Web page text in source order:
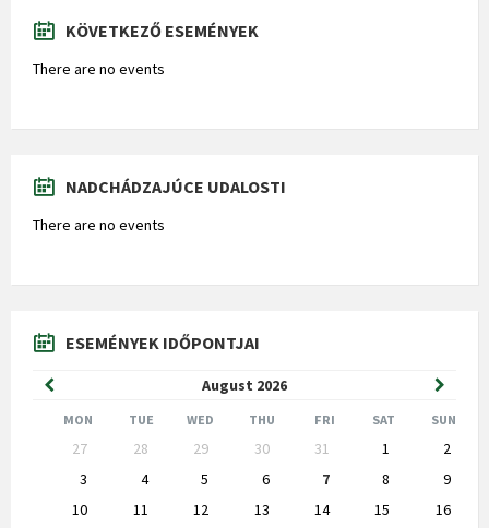
KÖVETKEZŐ ESEMÉNYEK
There are no events
NADCHÁDZAJÚCE UDALOSTI
There are no events
ESEMÉNYEK IDŐPONTJAI
August 2026
Previous
Month
Month
MON TUE WED THU FRI SAT SUN
calendar
27 28 29 30 31 1
2
3
4 5 6 7 8
9
10
11 12 13 14 15
16